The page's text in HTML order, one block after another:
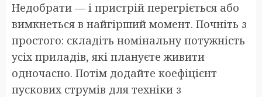
Недобрати — і пристрій перегріється або
вимкнеться в найгірший момент. Почніть з
простого: складіть номінальну потужність
усіх приладів, які плануєте живити
одночасно. Потім додайте коефіцієнт
пускових струмів для техніки з